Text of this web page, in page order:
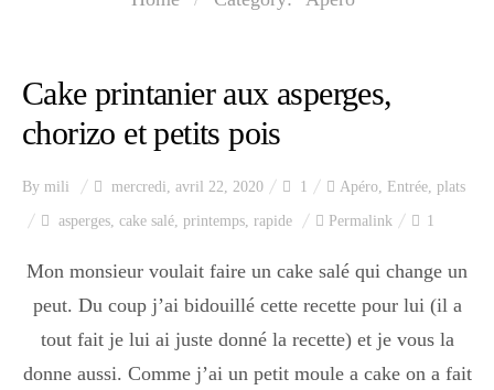
Catégories
plats
Cake printanier aux asperges,
chorizo et petits pois
By mili mercredi, avril 22, 2020 1 Apéro, Entrée, plats
asperges, cake salé, printemps, rapide Permalink 1
Mon monsieur voulait faire un cake salé qui change un
peut. Du coup j’ai bidouillé cette recette pour lui (il a
tout fait je lui ai juste donné la recette) et je vous la
donne aussi. Comme j’ai un petit moule a cake on a fait